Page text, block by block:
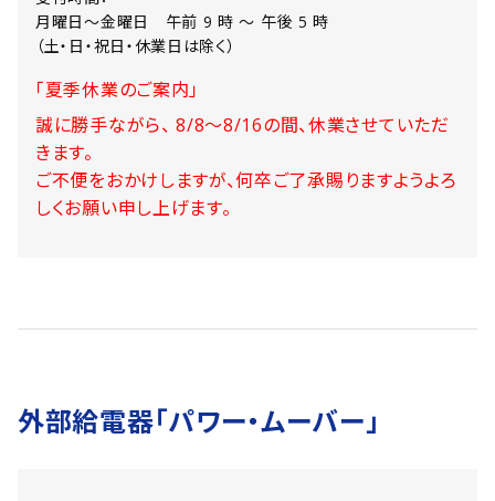
月曜日〜金曜日 午前 9 時 〜 午後 5 時
（土・日・祝日・休業日は除く）
「夏季休業のご案内」
誠に勝手ながら、 8/8～8/16の間、休業させていただ
きます。
ご不便をおかけしますが、何卒ご了承賜りますようよろ
しくお願い申し上げます。
外部給電器「パワー・ムーバー」